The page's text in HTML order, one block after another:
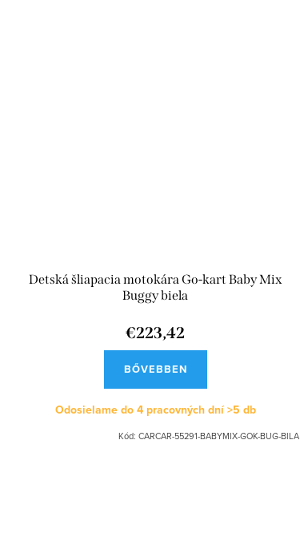
Detská šliapacia motokára Go-kart Baby Mix
Buggy biela
€223,42
BŐVEBBEN
Odosielame do 4 pracovných dní>5 db
Kód:CARCAR-55291-BABYMIX-GOK-BUG-BILA